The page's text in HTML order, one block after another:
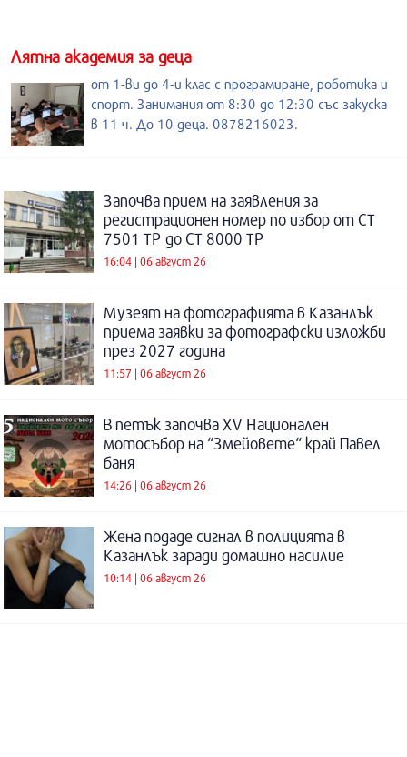
Лятна академия за деца
от 1-ви до 4-и клас с програмиране, роботика и
спорт. Занимания от 8:30 до 12:30 със закуска
в 11 ч. До 10 деца. 0878216023.
Започва прием на заявления за
регистрационен номер по избор от СТ
7501 ТР до СТ 8000 ТР
16:04 | 06 август 26
Музеят на фотографията в Казанлък
приема заявки за фотографски изложби
през 2027 година
11:57 | 06 август 26
В петък започва XV Национален
мотосъбор на “Змейовете“ край Павел
баня
14:26 | 06 август 26
Жена подаде сигнал в полицията в
Казанлък заради домашно насилие
10:14 | 06 август 26